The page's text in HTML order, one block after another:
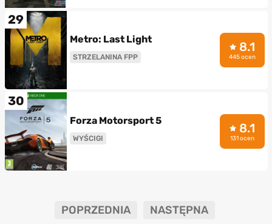
29
Metro: Last Light
STRZELANINA FPP
8.1
445 ocen
30
Forza Motorsport 5
WYŚCIGI
8.1
131 ocen
POPRZEDNIA NASTĘPNA